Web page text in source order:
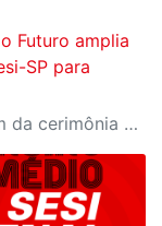
Futuro amplia
SP para
Estudantes selecionados participaram da cerimônia oficial de entrega do passaporte, realizada no Espaço Nobre da Fiesp, em São Paulo